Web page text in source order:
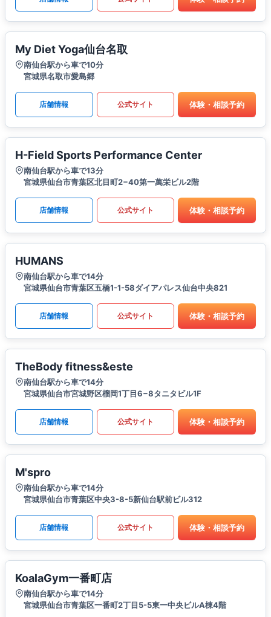
My Diet Yoga仙台名取
南仙台駅から車で10分
宮城県名取市愛島郷
店舗情報 公式サイト 体験・相談予約
H-Field Sports Performance Center
南仙台駅から車で13分
宮城県仙台市青葉区北目町2−40第一萬栄ビル2階
店舗情報 公式サイト 体験・相談予約
HUMANS
南仙台駅から車で14分
宮城県仙台市青葉区五橋1-1-58ダイアパレス仙台中央821
店舗情報 公式サイト 体験・相談予約
TheBody fitness&este
南仙台駅から車で14分
宮城県仙台市宮城野区榴岡1丁目6−8タニタビル1F
店舗情報 公式サイト 体験・相談予約
M'spro
南仙台駅から車で14分
宮城県仙台市青葉区中央3-8-5新仙台駅前ビル312
店舗情報 公式サイト 体験・相談予約
KoalaGym一番町店
南仙台駅から車で14分
宮城県仙台市青葉区一番町2丁目5-5東一中央ビルA棟4階